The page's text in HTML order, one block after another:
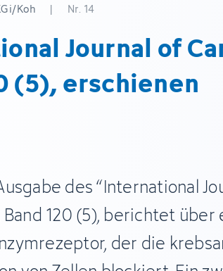
Koh | Nr. 14
Journal of
(5), erschienen
des “International
Band 120 (5), berichtet über
der die